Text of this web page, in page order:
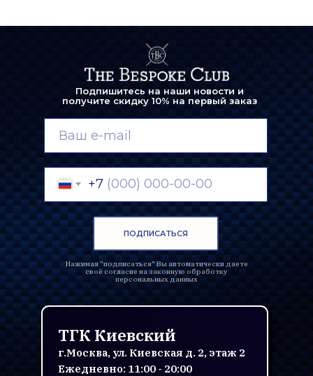
+7
ПОДПИСАТЬСЯ
Подпишитесь на наши новости и
получите скидку 10% на первый заказ
Нажимая "подписаться" Вы автоматически даете
своё согласие на законную обработку
персональных данных
г.Москва, ул. Киевская д. 2, этаж 2
ТГК Киевский
Ежедневно: 11:00 - 20:00